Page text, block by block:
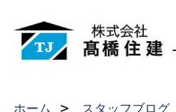
ホーム スタッフブログ